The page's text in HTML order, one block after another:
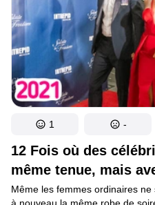
12 Fois où des
même tenue, mais
Même les femmes ordinaires
1 -